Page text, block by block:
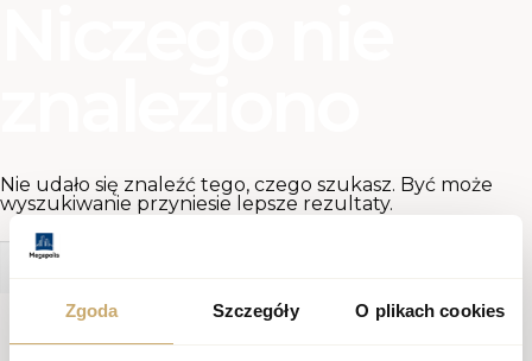
Zgoda Szczegóły O plikach cookies
Nie udało się znaleźć tego, czego szukasz. Być może
wyszukiwanie przyniesie lepsze rezultaty.
Szukaj: